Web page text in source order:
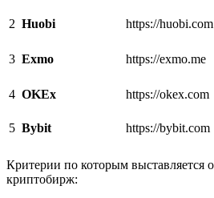
2 Huobi https://huobi.com
3 Exmo https://exmo.me
4 OKEx https://okex.com
5 Bybit https://bybit.com
Критерии по которым выставляется
криптобирж: